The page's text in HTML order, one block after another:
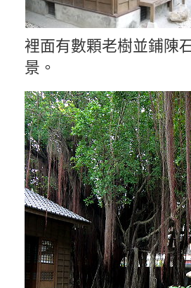
裡面有數顆老樹並鋪陳
景。